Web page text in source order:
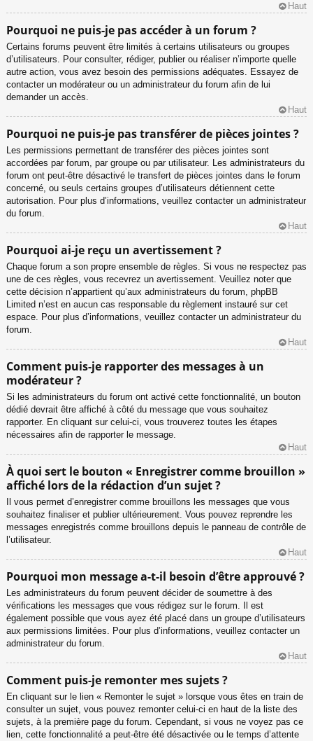
Haut
Pourquoi ne puis-je pas accéder à un forum ?
Certains forums peuvent être limités à certains utilisateurs ou groupes
d’utilisateurs. Pour consulter, rédiger, publier ou réaliser n’importe quelle
autre action, vous avez besoin des permissions adéquates. Essayez de
contacter un modérateur ou un administrateur du forum afin de lui
demander un accès.
Haut
Pourquoi ne puis-je pas transférer de pièces jointes ?
Les permissions permettant de transférer des pièces jointes sont
accordées par forum, par groupe ou par utilisateur. Les administrateurs du
forum ont peut-être désactivé le transfert de pièces jointes dans le forum
concerné, ou seuls certains groupes d’utilisateurs détiennent cette
autorisation. Pour plus d’informations, veuillez contacter un administrateur
du forum.
Haut
Pourquoi ai-je reçu un avertissement ?
Chaque forum a son propre ensemble de règles. Si vous ne respectez pas
une de ces règles, vous recevrez un avertissement. Veuillez noter que
cette décision n’appartient qu’aux administrateurs du forum, phpBB
Limited n’est en aucun cas responsable du règlement instauré sur cet
espace. Pour plus d’informations, veuillez contacter un administrateur du
forum.
Haut
Comment puis-je rapporter des messages à un
modérateur ?
Si les administrateurs du forum ont activé cette fonctionnalité, un bouton
dédié devrait être affiché à côté du message que vous souhaitez
rapporter. En cliquant sur celui-ci, vous trouverez toutes les étapes
nécessaires afin de rapporter le message.
Haut
À quoi sert le bouton « Enregistrer comme brouillon »
affiché lors de la rédaction d’un sujet ?
Il vous permet d’enregistrer comme brouillons les messages que vous
souhaitez finaliser et publier ultérieurement. Vous pouvez reprendre les
messages enregistrés comme brouillons depuis le panneau de contrôle de
l’utilisateur.
Haut
Pourquoi mon message a-t-il besoin d’être approuvé ?
Les administrateurs du forum peuvent décider de soumettre à des
vérifications les messages que vous rédigez sur le forum. Il est
également possible que vous ayez été placé dans un groupe d’utilisateurs
aux permissions limitées. Pour plus d’informations, veuillez contacter un
administrateur du forum.
Haut
Comment puis-je remonter mes sujets ?
En cliquant sur le lien « Remonter le sujet » lorsque vous êtes en train de
consulter un sujet, vous pouvez remonter celui-ci en haut de la liste des
sujets, à la première page du forum. Cependant, si vous ne voyez pas ce
lien, cette fonctionnalité a peut-être été désactivée ou le temps d’attente